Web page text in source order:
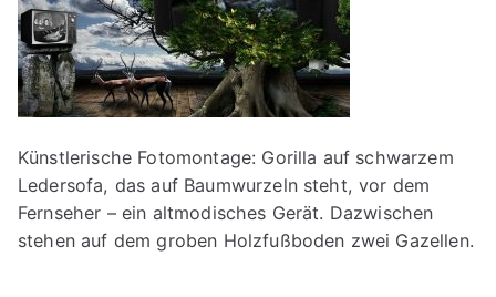
Künstlerische Fotomontage: Gorilla auf schwarzem
Ledersofa, das auf Baumwurzeln steht, vor dem
Fernseher – ein altmodisches Gerät. Dazwischen
stehen auf dem groben Holzfußboden zwei Gazellen.